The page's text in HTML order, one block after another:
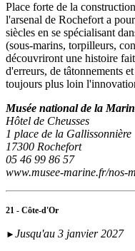
Place forte de la
l'arsenal de Rochefort a
siècles en se spécialisant
(sous‑marins, torpilleurs,
découvriront une histoire
d'erreurs, de tâtonnements
toujours plus loin
Musée national de la
Hôtel de Cheusses
1 place de la Gallissonnière
17300 Rochefort
05 46 99 86 57
www.musee-marine.fr/nos-
21 - Côte-d'Or
► Jusqu'au 3 janvier 2027